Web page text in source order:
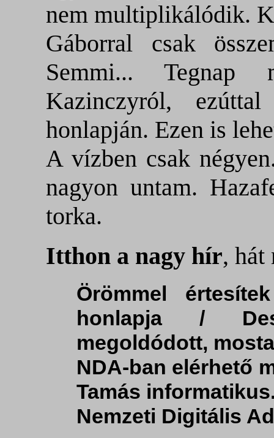
nem multiplikálódik.
Gáborral csak
Semmi... Tegnap
Kazinczyról,
honlapján. Ezen is
A vízben csak
nagyon untam.
torka.
Itthon a nagy hír, hát
Örömmel
honlapja /
megoldódott,
NDA-ban elérhető
Tamás
Nemzeti Digitális